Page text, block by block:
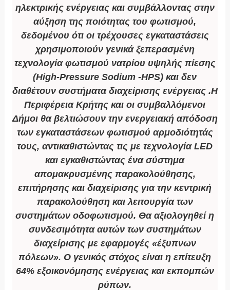
ηλεκτρικής ενέργειας και συμβάλλοντας στην
αύξηση της ποιότητας του φωτισμού,
δεδομένου ότι οι τρέχουσες εγκαταστάσεις
χρησιμοποιούν γενικά ξεπερασμένη
τεχνολογία φωτισμού νατρίου υψηλής πίεσης
(High-Pressure Sodium -HPS) και δεν
διαθέτουν συστήματα διαχείρισης ενέργειας .Η
Περιφέρεια Κρήτης και οι συμβαλλόμενοι
Δήμοι θα βελτιώσουν την ενεργειακή απόδοση
των εγκαταστάσεων φωτισμού αρμοδιότητάς
τους, αντικαθιστώντας τις με τεχνολογία LED
και εγκαθιστώντας ένα σύστημα
απομακρυσμένης παρακολούθησης,
επιτήρησης και διαχείρισης για την κεντρική
παρακολούθηση και λειτουργία των
συστημάτων οδοφωτισμού. Θα αξιολογηθεί η
συνδεσιμότητα αυτών των συστημάτων
διαχείρισης με εφαρμογές «έξυπνων
πόλεων». Ο γενικός στόχος είναι η επίτευξη
64% εξοικονόμησης ενέργειας και εκπομπών
ρύπων.